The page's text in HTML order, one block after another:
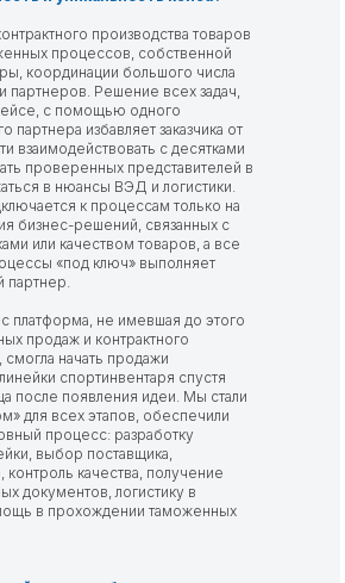
производства товаров
процессов, собственной
координации большого числа
партнеров. Решение всех задач,
с помощью одного
партнера избавляет заказчика от
взаимодействовать с десятками
проверенных представителей в
в нюансы ВЭД и логистики.
к процессам только на
бизнес-решений, связанных с
или качеством товаров, а все
«под ключ» выполняет
партнер.
платформа, не имевшая до этого
продаж и контрактного
смогла начать продажи
спортинвентаря спустя
после появления идеи. Мы стали
для всех этапов, обеспечили
процесс: разработку
выбор поставщика,
контроль качества, получение
документов, логистику в
в прохождении таможенных